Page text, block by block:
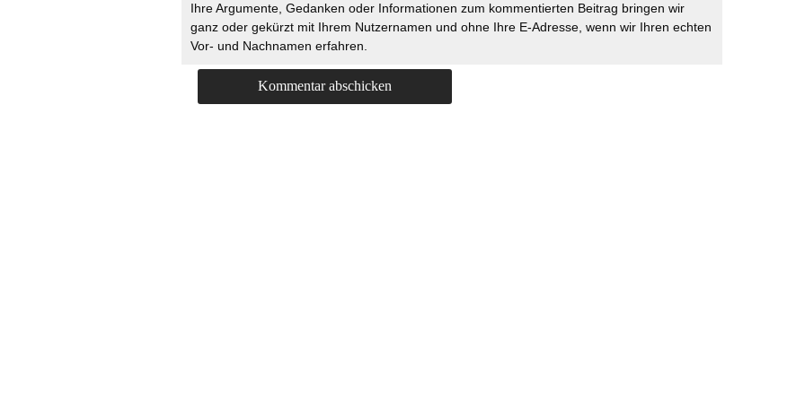
Ihre Argumente, Gedanken oder Informationen zum kommentierten Beitrag bringen wir
ganz oder gekürzt mit Ihrem Nutzernamen und ohne Ihre E-Adresse, wenn wir Ihren echten
Vor- und Nachnamen erfahren.